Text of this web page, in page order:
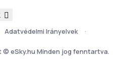
Adatvédelmi Irányelvek
© eSky.hu Minden jog fenntartva.